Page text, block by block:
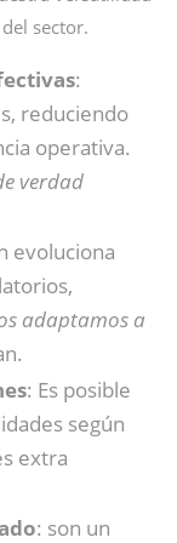
sector.
:
reduciendo
operativa.
verdad
evoluciona
adaptamos a
: Es posible
según
extra
: son un